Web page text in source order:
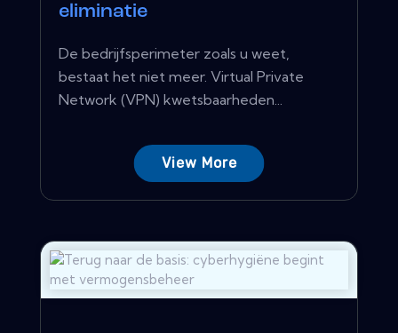
eliminatie
De bedrijfsperimeter zoals u weet,
bestaat het niet meer. Virtual Private
Network (VPN) kwetsbaarheden...
View More